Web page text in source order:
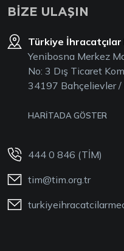
BİZE ULAŞIN
Türkiye İhracatçılar
Yenibosna Merkez
No: 3 Dış Ticaret
34197 Bahçelievler /
HARİTADA GÖSTER
444 0 846 (TİM)
tim@tim.org.tr